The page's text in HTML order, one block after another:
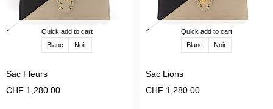
Quick add to cart
Blanc
Noir
Sac Fleurs
CHF 1,280.00
Quick add to cart
Blanc
Noir
Sac Lions
CHF 1,280.00